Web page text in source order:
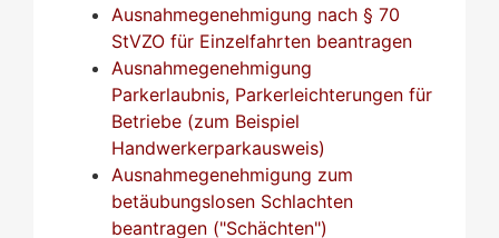
Ausnahmegenehmigung nach § 70
StVZO für Einzelfahrten beantragen
Ausnahmegenehmigung
Parkerlaubnis, Parkerleichterungen für
Betriebe (zum Beispiel
Handwerkerparkausweis)
Ausnahmegenehmigung zum
betäubungslosen Schlachten
beantragen ("Schächten")